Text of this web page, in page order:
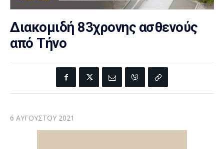
Διακομιδή 83χρονης ασθενούς
από Τήνο
6 ΑΥΓΟΎΣΤΟΥ 2021